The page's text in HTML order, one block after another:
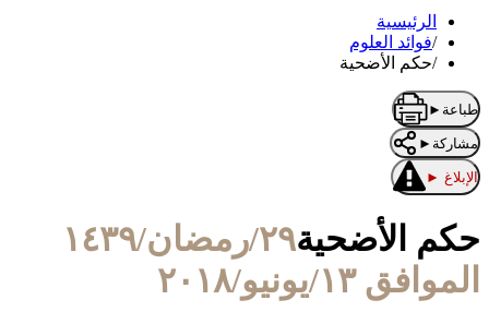
الرئيسية
/فوائد العلوم
/حكم الأضحية
طباعة ►
مشاركة ►
الإبلاغ ►
حكم الأضحية
٢٩/رمضان/١٤٣٩
الموافق ١٣/يونيو/٢٠١٨